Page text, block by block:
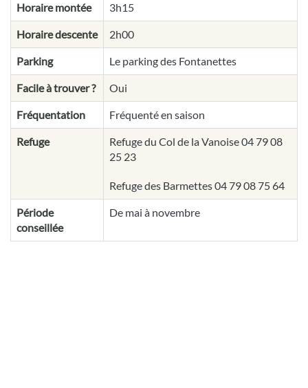
Horaire montée 3h15
Horaire descente 2h00
Parking Le parking des Fontanettes
Facile à trouver ? Oui
Fréquentation Fréquenté en saison
Refuge
Refuge du Col de la Vanoise 04 79 08
25 23
Refuge des Barmettes 04 79 08 75 64
Période
conseillée
De mai à novembre